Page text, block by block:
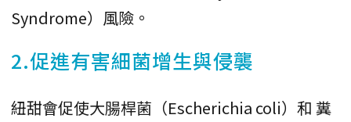
Syndrome）風險。
2.促進有害細菌增生與侵襲
紐甜會促使大腸桿菌（Escherichia coli）和 糞